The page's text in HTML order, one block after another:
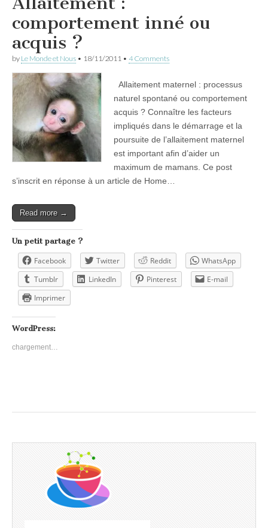
comportement inné ou
acquis ?
by Le Monde et Nous • 18/11/2011 • 4 Comments
Allaitement maternel : processus
naturel spontané ou comportement
acquis ? Connaître les facteurs
impliqués dans le démarrage et la
poursuite de l’allaitement maternel
est important afin d’aider un
maximum de mamans. Ce post
s’inscrit en réponse à un article de Home…
Read more →
Un petit partage ?
Facebook Twitter Reddit
WhatsApp
Tumblr
LinkedIn Pinterest
E-mail
Imprimer
WordPress:
chargement…